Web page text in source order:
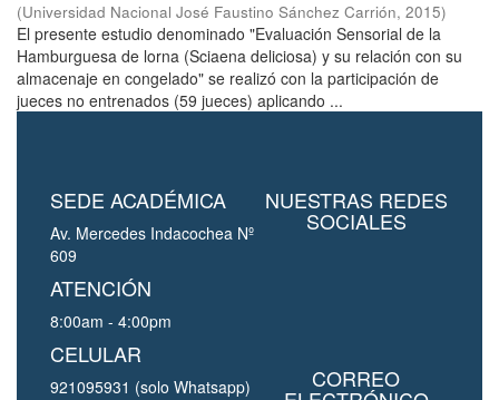
(Universidad Nacional José Faustino Sánchez Carrión, 2015)
El presente estudio denominado "Evaluación Sensorial de la
Hamburguesa de lorna (Sciaena deliciosa) y su relación con su
almacenaje en congelado" se realizó con la participación de
jueces no entrenados (59 jueces) aplicando ...
SEDE ACADÉMICA
Av. Mercedes Indacochea Nº
609
ATENCIÓN
8:00am - 4:00pm
CELULAR
921095931 (solo Whatsapp)
NUESTRAS REDES
SOCIALES
CORREO